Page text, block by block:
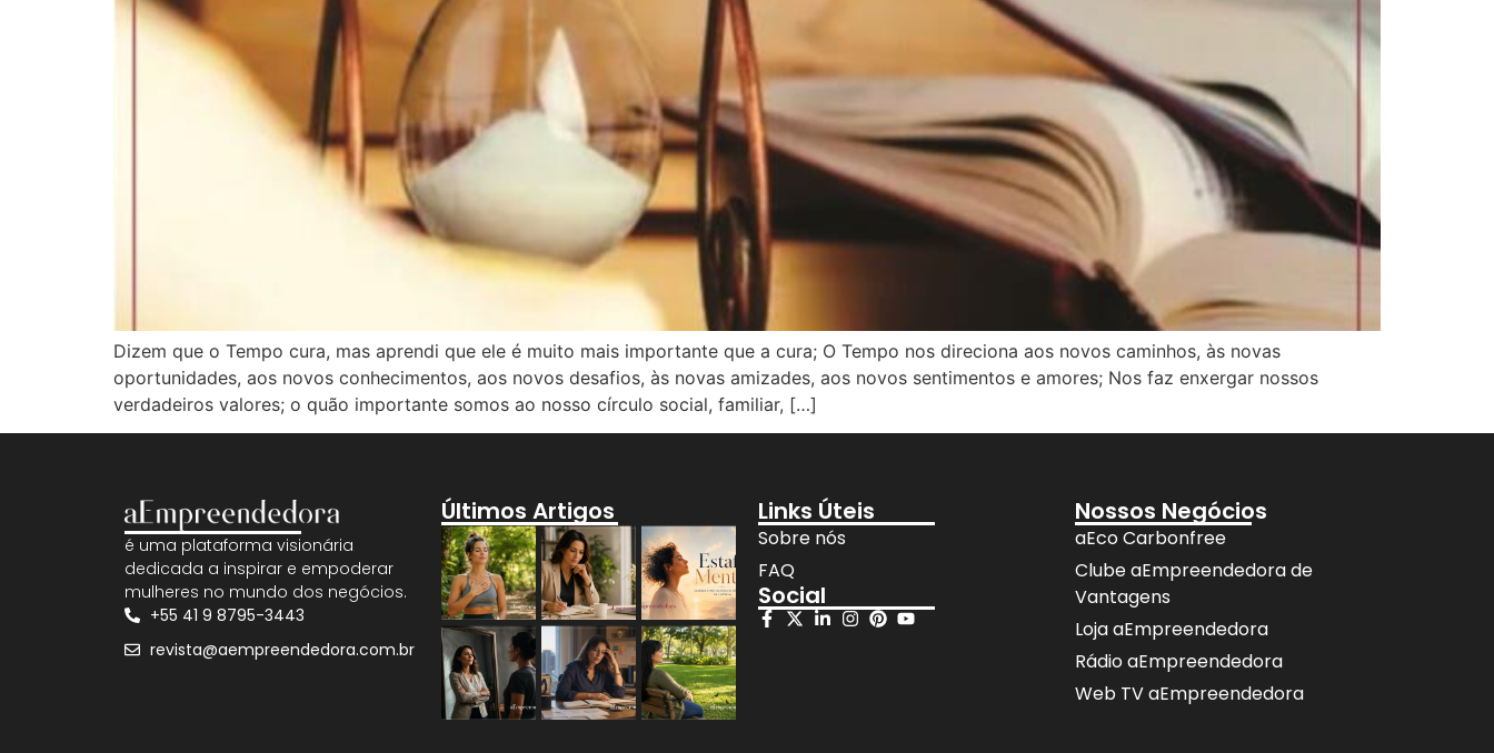
Dizem que o Tempo cura, mas aprendi que ele é muito mais importante que a cura; O Tempo nos direciona aos novos caminhos, às novas
oportunidades, aos novos conhecimentos, aos novos desafios, às novas amizades, aos novos sentimentos e amores; Nos faz enxergar nossos
verdadeiros valores; o quão importante somos ao nosso círculo social, familiar, […]
é uma plataforma visionária
dedicada a inspirar e empoderar
mulheres no mundo dos negócios.
+55 41 9 8795-3443
revista@aempreendedora.com.br
Últimos Artigos Links Úteis
Sobre nós
FAQ
Social
Nossos Negócios
aEco Carbonfree
Clube aEmpreendedora de
Vantagens
Loja aEmpreendedora
Rádio aEmpreendedora
Web TV aEmpreendedora